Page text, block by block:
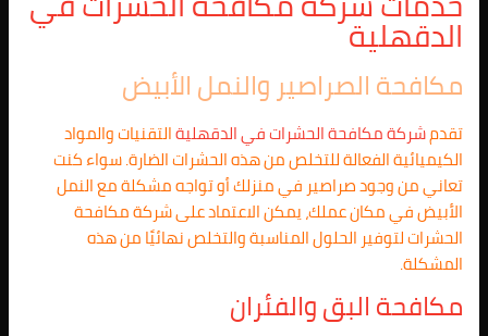
الدقهلية
مكافحة الصراصير والنمل الأبيض
تقدمشركة مكافحة الحشرات فيالدقهليةالتقنيات والمواد
الكيميائية الفعالة للتخلص من هذه الحشرات الضارة. سواء كنت
تعاني من وجود صراصير في منزلك أو تواجه مشكلة مع النمل
الأبيض في مكان عملك، يمكن الاعتماد على شركة مكافحة
الحشرات لتوفير الحلول المناسبة والتخلص نهائيًا من هذه
المشكلة.
مكافحة البق والفئران